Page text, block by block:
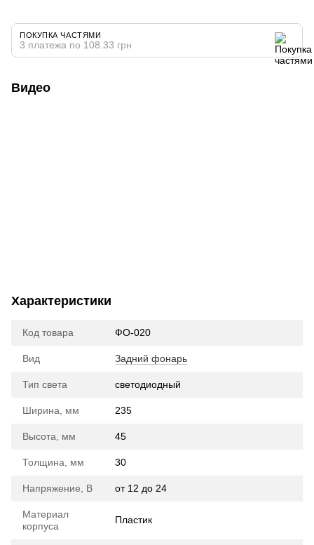
ПОКУПКА ЧАСТЯМИ
3 платежа по 108.33 грн
Видео
Характеристики
Код товара ФО-020
Вид Задний фонарь
Тип света cветодиодный
Ширина, мм 235
Высота, мм 45
Толщина, мм 30
Напряжение, В от 12 до 24
Материал
корпуса
Пластик